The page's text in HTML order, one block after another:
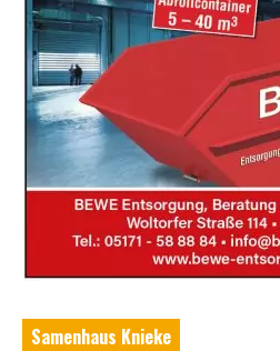
Samenhaus Knieke